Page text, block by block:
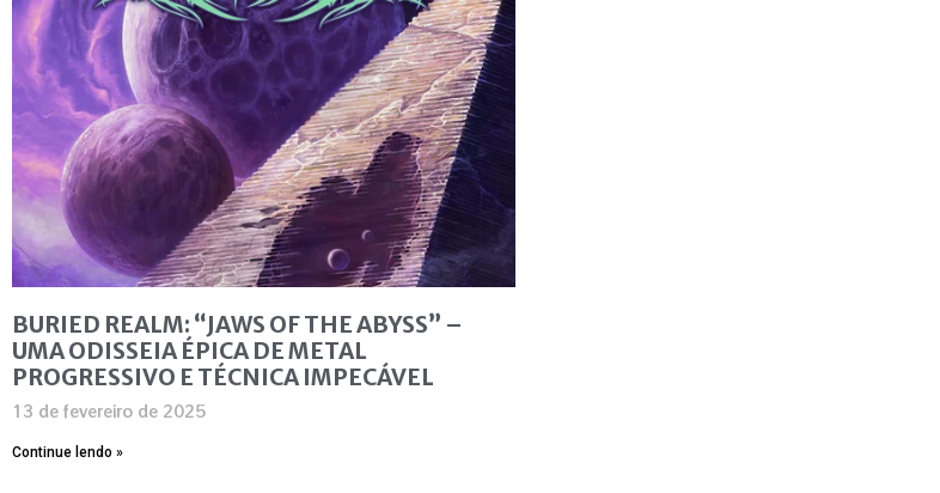
BURIED REALM: “JAWS OF THE ABYSS” –
UMA ODISSEIA ÉPICA DE METAL
PROGRESSIVO E TÉCNICA IMPECÁVEL
13 de fevereiro de 2025
Continue lendo »